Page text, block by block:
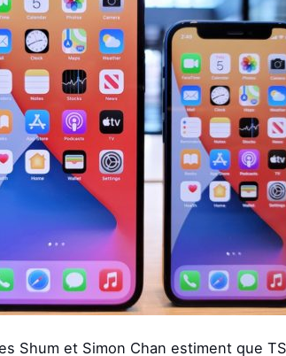
Shum et Simon Chan estiment que